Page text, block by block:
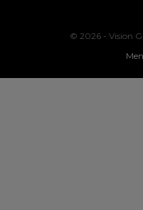
© 2026 - Vision